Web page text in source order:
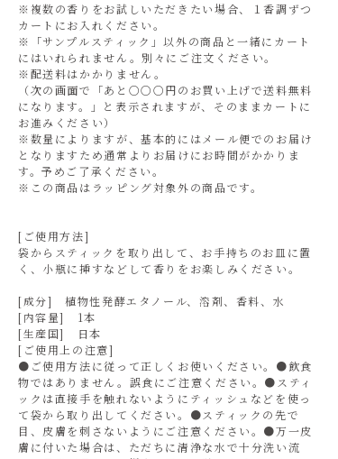
※複数の香りをお試しいただきたい場合、１香調ずつ
カートにお入れください。
※「サンプルスティック」以外の商品と一緒にカート
にはいれられません。別々にご注文ください。
※配送料はかかりません。
（次の画面で「あと○○○円のお買い上げで送料無料
になります。」と表示されますが、そのままカートに
お進みください）
※数量によりますが、基本的にはメール便でのお届け
となりますため通常よりお届けにお時間がかかりま
す。予めご了承ください。
※この商品はラッピング対象外の商品です。
[ご使用方法]
袋からスティックを取り出して、お手持ちのお皿に置
く、小瓶に挿すなどして香りをお楽しみください。
[成分] 植物性発酵エタノール、溶剤、香料、水
[内容量] 1本
[生産国] 日本
[ご使用上の注意]
●ご使用方法に従って正しくお使いください。●飲食
物ではありません。誤食にご注意ください。●スティ
ックは直接手を触れないようにティッシュなどを使っ
て袋から取り出してください。●スティックの先で
目、皮膚を刺さないようにご注意ください。●万一皮
膚に付いた場合は、ただちに清浄な水で十分洗い流